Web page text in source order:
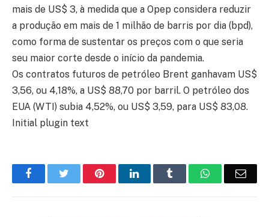
mais de US$ 3, à medida que a Opep considera reduzir
a produção em mais de 1 milhão de barris por dia (bpd),
como forma de sustentar os preços com o que seria
seu maior corte desde o início da pandemia.
Os contratos futuros de petróleo Brent ganhavam US$
3,56, ou 4,18%, a US$ 88,70 por barril. O petróleo dos
EUA (WTI) subia 4,52%, ou US$ 3,59, para US$ 83,08.
Initial plugin text
FacebookTwitter PinterestLinkedIn Tumblr WhatsApp